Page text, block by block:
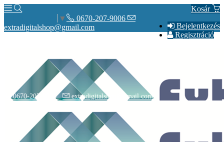
Kosár
Bejelentkezés
Regisztráció
▼
0670-207-9006
extradigitalshop@gmail.com
0670-207-9006 extradigitalshop@gmail.com